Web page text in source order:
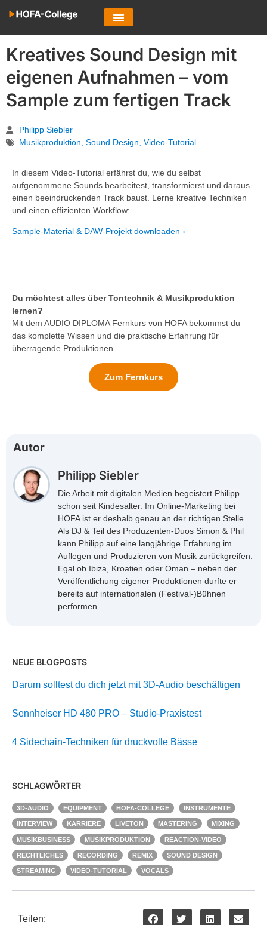
Kreatives Sound Design mit
eigenen Aufnahmen – vom
Sample zum fertigen Track
Philipp Siebler
Musikproduktion Sound Design Video-Tutorial
In diesem Video-Tutorial erfährst du, wie du selbst
aufgenommene Sounds bearbeitest, transformierst und daraus
einen beeindruckenden Track baust. Lerne kreative Techniken
und einen effizienten Workflow:
Sample-Material & DAW-Projekt downloaden ›
Du möchtest alles über Tontechnik & Musikproduktion
lernen?
Mit dem AUDIO DIPLOMA Fernkurs von HOFA bekommst du
das komplette Wissen und die praktische Erfahrung für
überragende Produktionen.
Zum Fernkurs
Autor
Philipp Siebler
Die Arbeit mit digitalen Medien begeistert Philipp
schon seit Kindesalter. Im Online-Marketing bei
HOFA ist er deshalb genau an der richtigen Stelle.
Als DJ & Teil des Produzenten-Duos Simon & Phil
kann Philipp auf eine langjährige Erfahrung im
Auflegen und Produzieren von Musik zurückgreifen.
Egal ob Ibiza, Kroatien oder Oman – neben der
Veröffentlichung eigener Produktionen durfte er
bereits auf internationalen (Festival-)Bühnen
performen.
NEUE BLOGPOSTS
Darum solltest du dich jetzt mit 3D-Audio beschäftigen
Sennheiser HD 480 PRO – Studio-Praxistest
4 Sidechain-Techniken für druckvolle Bässe
SCHLAGWÖRTER
3D-AUDIO EQUIPMENT HOFA-COLLEGE INSTRUMENTE
INTERVIEW KARRIERE LIVETON MASTERING MIXING
MUSIKBUSINESS MUSIKPRODUKTION REACTION-VIDEO
RECHTLICHES RECORDING REMIX SOUND DESIGN
STREAMING VIDEO-TUTORIAL VOCALS
Teilen: